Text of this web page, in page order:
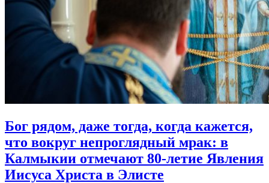
Бог рядом, даже тогда, когда кажется,
что вокруг непроглядный мрак: в
Калмыкии отмечают 80‑летие Явления
Иисуса Христа в Элисте